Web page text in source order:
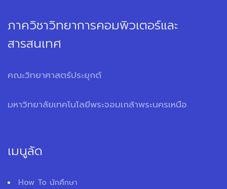
ภาควิชาวิทยาการคอมพิวเตอร์และ
สารสนเทศ
คณะวิทยาศาสตร์ประยุกต์
มหาวิทยาลัยเทคโนโลยีพระจอมเกล้าพระนครเหนือ
เมนูลัด
How To นักศึกษา